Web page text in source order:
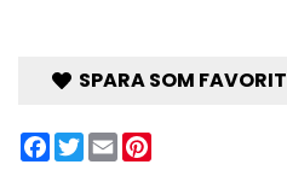
SPARA SOM FAVORIT
Facebook
Twitter
Email